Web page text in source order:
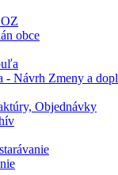
obce
- Návrh Zmeny a
Objednávky